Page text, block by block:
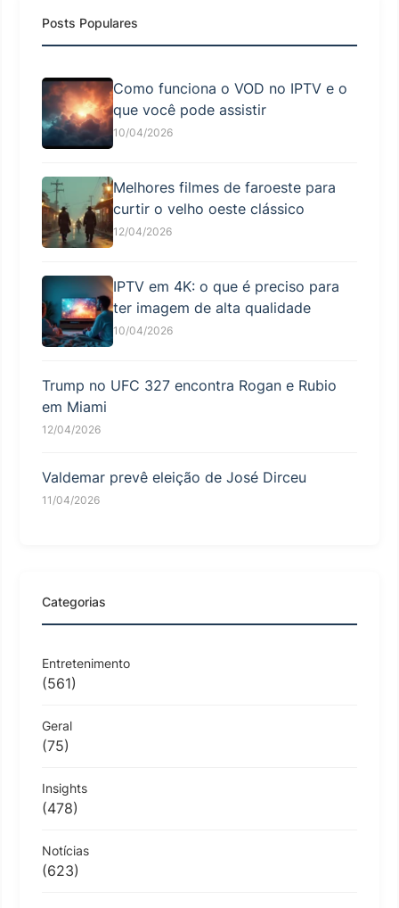
Posts Populares
Como funciona o VOD no IPTV e o
que você pode assistir
10/04/2026
Melhores filmes de faroeste para
curtir o velho oeste clássico
12/04/2026
IPTV em 4K: o que é preciso para
ter imagem de alta qualidade
10/04/2026
Trump no UFC 327 encontra Rogan e Rubio
em Miami
12/04/2026
Valdemar prevê eleição de José Dirceu
11/04/2026
Categorias
Entretenimento
(561)
Geral
(75)
Insights
(478)
Notícias
(623)